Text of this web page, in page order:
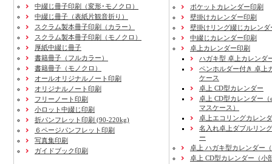
中綴じ冊子印刷
（変形･モノクロ）
中綴じ冊子（表紙片観音折り）
スクラム製本冊子印刷
（カラー）
スクラム製本冊子印刷
（モノクロ）
厚紙中綴じ冊子
書籍冊子 （フルカラー）
書籍冊子 （モノクロ）
オールオリジナルノート印刷
オリジナルノート印刷
フリーノート印刷
小ロット中綴じ印刷
折パンフレット印刷 (90-220kg)
６ページパンフレット印刷
写真集印刷
ガイドブック印刷
ポケットカレンダー印刷
壁掛けカレンダー印刷
壁掛けリング綴じカレンダ
中綴じカレンダー印刷
卓上カレンダー印刷
ハガキ型 卓上カレンダ
ペンホルダー付き 卓上
ケース
卓上 CD型カレンダー
卓上 CD型カレンダー（
マスケース）
卓上エコリングカレン
名入れ卓上ダブルリン
ー
卓上 ハガキ型カレンダー
卓上 CD型カレンダー（小